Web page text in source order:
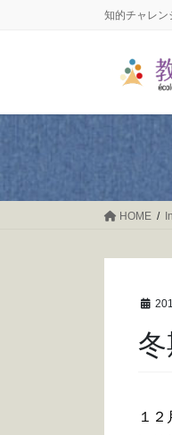
に
ョ
動
知的チャレン
HOME
１